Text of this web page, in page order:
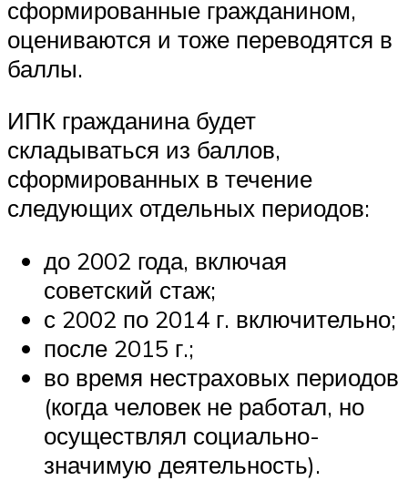
сформированные гражданином,
оцениваются и тоже переводятся в
баллы.
ИПК гражданина будет
складываться из баллов,
сформированных в течение
следующих отдельных периодов:
до 2002 года, включая
советский стаж;
с 2002 по 2014 г. включительно;
после 2015 г.;
во время нестраховых периодов
(когда человек не работал, но
осуществлял социально-
значимую деятельность).